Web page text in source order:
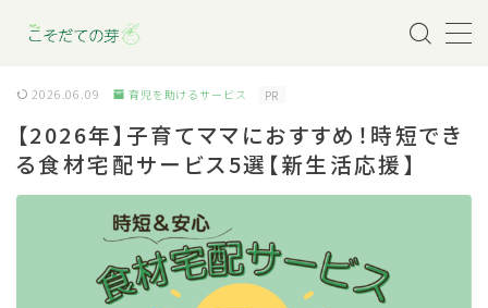
育児を助けるサービス
赤ちゃんとの暮らし
2026.06.09 育児を助けるサービス PR
【2026年】子育てママにおすすめ！時短でき
る食材宅配サービス5選【新生活応援】